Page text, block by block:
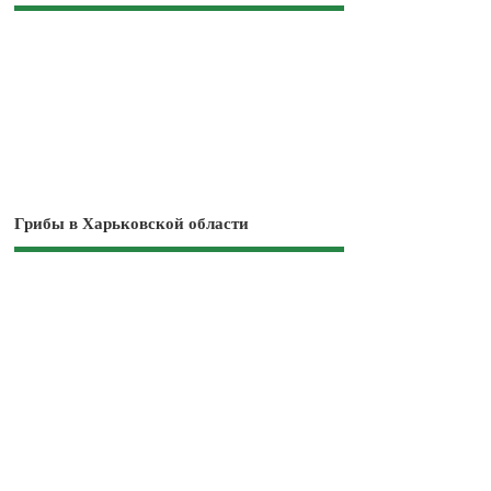
Грибы в Харьковской области